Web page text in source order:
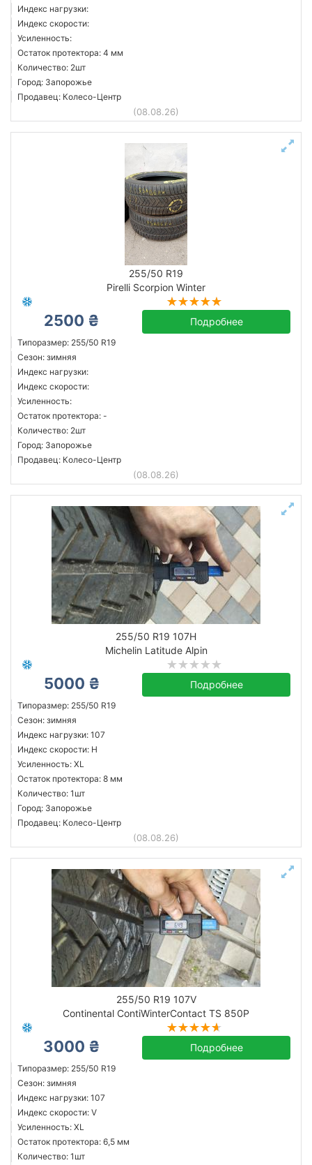
Индекс нагрузки:
Индекс скорости:
Усиленность:
Остаток протектора: 4 мм
Количество: 2шт
Город: Запорожье
Продавец: Колесо-Центр
(08.08.26)
255/50 R19
Pirelli Scorpion Winter
2500 ₴ Подробнее
Типоразмер: 255/50 R19
Сезон: зимняя
Индекс нагрузки:
Индекс скорости:
Усиленность:
Остаток протектора: -
Количество: 2шт
Город: Запорожье
Продавец: Колесо-Центр
(08.08.26)
255/50 R19 107H
Michelin Latitude Alpin
5000 ₴ Подробнее
Типоразмер: 255/50 R19
Сезон: зимняя
Индекс нагрузки: 107
Индекс скорости: H
Усиленность: XL
Остаток протектора: 8 мм
Количество: 1шт
Город: Запорожье
Продавец: Колесо-Центр
(08.08.26)
255/50 R19 107V
Continental ContiWinterContact TS 850P
3000 ₴ Подробнее
Типоразмер: 255/50 R19
Сезон: зимняя
Индекс нагрузки: 107
Индекс скорости: V
Усиленность: XL
Остаток протектора: 6,5 мм
Количество: 1шт